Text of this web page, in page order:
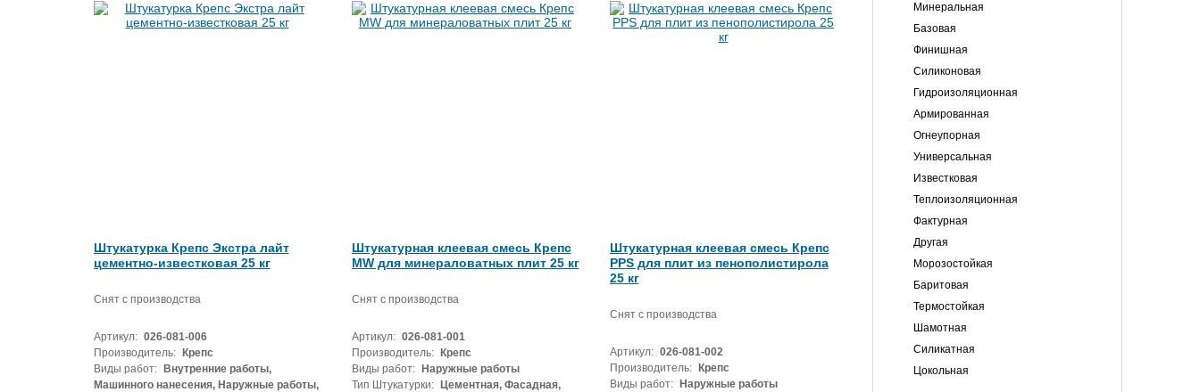
Минеральная
Базовая
Финишная
Силиконовая
Гидроизоляционная
Армированная
Огнеупорная
Универсальная
Известковая
Теплоизоляционная
Фактурная
Другая
Морозостойкая
Баритовая
Термостойкая
Шамотная
Силикатная
Цокольная
Штукатурка Крепс Экстра лайт
цементно-известковая 25 кг
Снят с производства
Артикул: 026-081-006
Производитель:
Крепс
Виды работ:
Внутренние работы,
Машинного нанесения, Наружные работы,
Штукатурная клеевая смесь Крепс
MW для минераловатных плит 25 кг
Снят с производства
Артикул: 026-081-001
Производитель:
Крепс
Виды работ:
Наружные работы
Тип Штукатурки:
Цементная, Фасадная,
Штукатурная клеевая смесь Крепс
PPS для плит из пенополистирола
25 кг
Снят с производства
Артикул: 026-081-002
Производитель:
Крепс
Виды работ:
Наружные работы